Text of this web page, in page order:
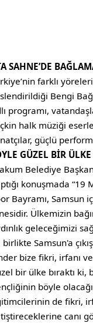
SAHNE’DE
farklı
Bengi
programı,
halk müziği
güçlü
GÜZEL BİR
Belediye Başkan
konuşmada “19
Bayramı, Samsun
Ülkemizin
geleceğimizi
Samsun'a
bize fikri, irfanı
bir ülke bıraktı
böyle
de fikri,
canı